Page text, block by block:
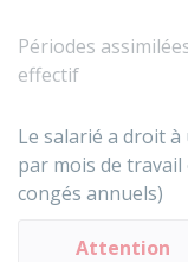
Périodes
effectif
Le salarié a droit à
par mois de
congés annuels)
Attention